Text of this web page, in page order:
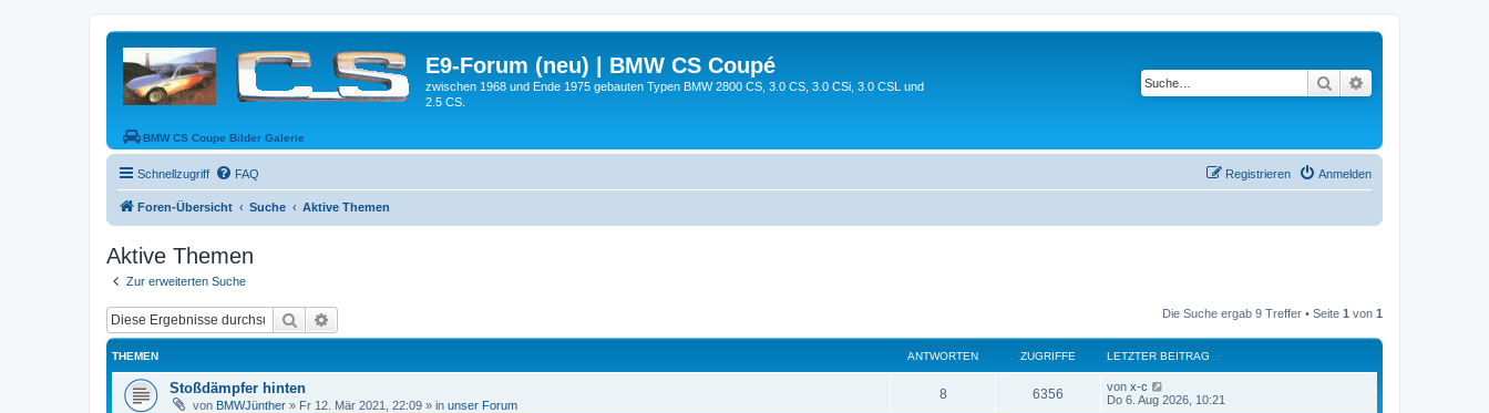
E9-Forum (neu) | BMW CS Coupé
zwischen 1968 und Ende 1975 gebauten Typen BMW 2800 CS, 3.0 CS, 3.0 CSi, 3.0 CSL und
2.5 CS.
BMW CS Coupe Bilder Galerie
Suche
Schnellzugriff FAQ Anmelden
Registrieren
Foren-Übersicht Suche Aktive Themen
Aktive Themen
Zur erweiterten Suche
Suche Die Suche ergab 9 Treffer • Seite 1 von 1
THEMEN ANTWORTEN ZUGRIFFE LETZTER BEITRAG
Stoßdämpfer hinten
von BMWJünther » Fr 12. Mär 2021, 22:09 » in unser Forum
8 6356 von x-c
Do 6. Aug 2026, 10:21